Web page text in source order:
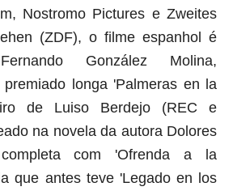
Nostromo Pictures e Zweites
(ZDF), o filme espanhol é
González Molina,
longa 'Palmeras en la
de Luiso Berdejo (REC e
na novela da autora Dolores
com 'Ofrenda a la
que antes teve 'Legado en los